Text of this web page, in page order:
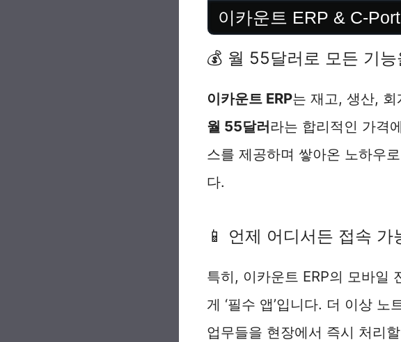
이카운트 ERP & C-
💰 월 55달러로 모든 기능
이카운트 ERP는 재고, 생산,
월 55달러라는 합리적인 가격에
스를 제공하며 쌓아온 노하우
다.
📱 언제 어디서든 접속 가
특히, 이카운트 ERP의 모바일
게 ‘필수 앱’입니다. 더 이상 노
업무들을 현장에서 즉시 처리